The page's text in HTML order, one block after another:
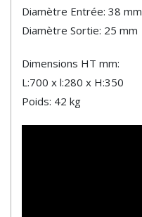
Diamètre Entrée: 38 mm
Diamètre Sortie: 25 mm
Dimensions HT mm:
L:700 x l:280 x H:350
Poids: 42 kg